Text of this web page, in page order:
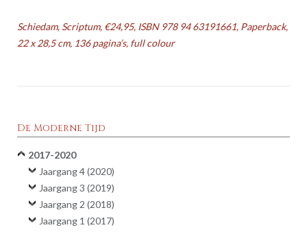
Schiedam, Scriptum, €24,95, ISBN 978 94 63191661, Paperback,
22 x 28,5 cm, 136 pagina’s, full colour
De Moderne Tijd
2017-2020
Jaargang 4 (2020)
Jaargang 3 (2019)
Jaargang 2 (2018)
Jaargang 1 (2017)